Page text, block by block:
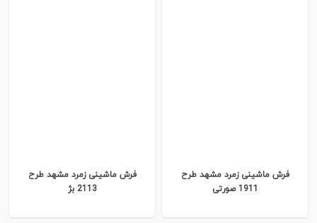
فرش ماشینی زمرد مشهد طرح
1911 صورتی
فرش ماشینی زمرد مشهد طرح
2113 بژ